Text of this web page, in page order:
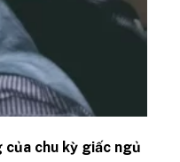
của chu kỳ giấc ngủ